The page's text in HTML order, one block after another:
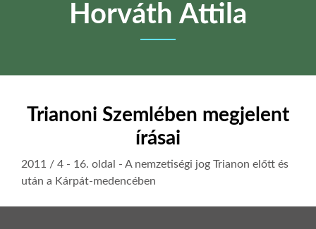
Horváth Attila
Trianoni Szemlében megjelent
írásai
2011 / 4 - 16. oldal - A nemzetiségi jog Trianon előtt és
után a Kárpát-medencében